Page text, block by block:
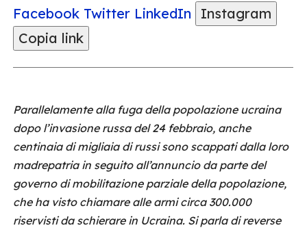
Facebook Twitter LinkedIn
Instagram
Copia link
Parallelamente alla fuga della popolazione ucraina
dopo l’invasione russa del 24 febbraio, anche
centinaia di migliaia di russi sono scappati dalla loro
madrepatria in seguito all’annuncio da parte del
governo di mobilitazione parziale della popolazione,
che ha visto chiamare alle armi circa 300.000
riservisti da schierare in Ucraina. Si parla di reverse